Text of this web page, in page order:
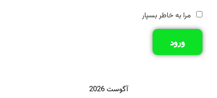
مرا به خاطر بسپار
ورود
آگوست 2026